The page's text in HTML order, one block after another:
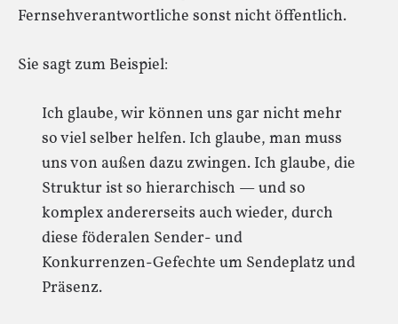
Fernsehverantwortliche sonst nicht öffentlich.
Sie sagt zum Beispiel:
Ich glaube, wir können uns gar nicht mehr
so viel selber helfen. Ich glaube, man muss
uns von außen dazu zwingen. Ich glaube, die
Struktur ist so hierarchisch — und so
komplex andererseits auch wieder, durch
diese föderalen Sender- und
Konkurrenzen-Gefechte um Sendeplatz und
Präsenz.